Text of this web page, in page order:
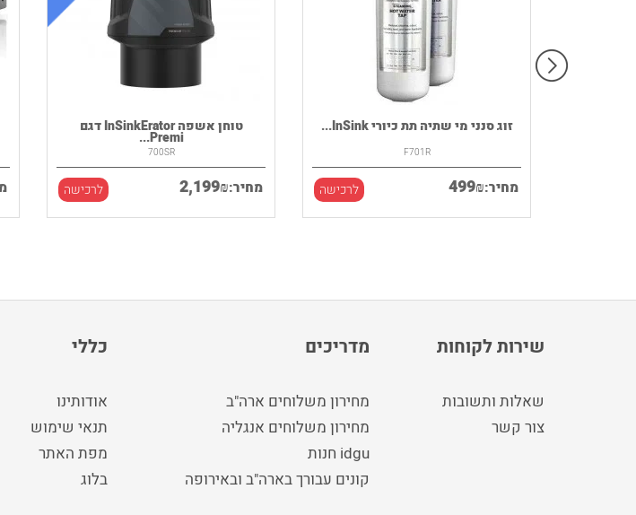
טוחן אשפה InSinkErator דגם
Premi...
700SR
מחיר: 2,199₪ לרכישה
זוג סנני מי שתיה תת כיורי InSink...
F701R
מחיר: 499₪ לרכישה
כללי
אודותינו
תנאי שימוש
מפת האתר
בלוג
מדריכים
מחירון משלוחים ארה"ב
מחירון משלוחים אנגליה
idgu חנות
קונים עבורך בארה"ב ובאירופה
שירות לקוחות
שאלות ותשובות
צור קשר